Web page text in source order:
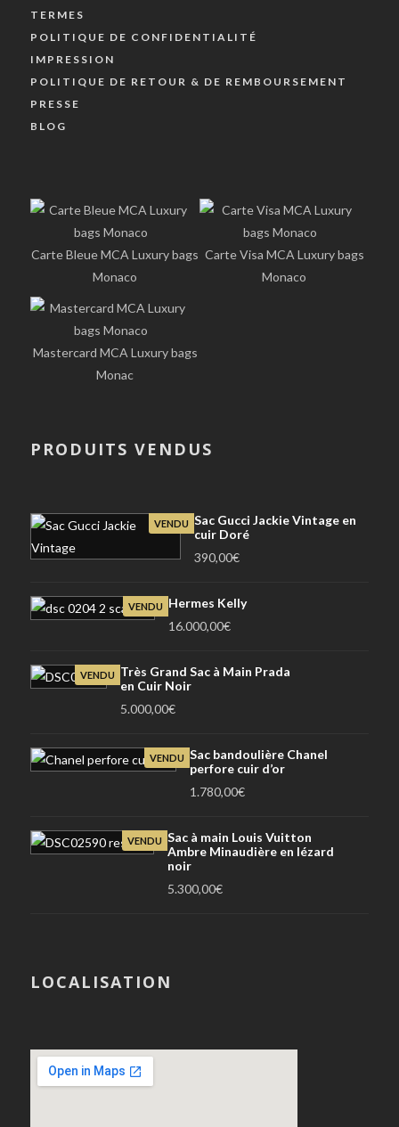
TERMES
POLITIQUE DE CONFIDENTIALITÉ
IMPRESSION
POLITIQUE DE RETOUR & DE REMBOURSEMENT
PRESSE
BLOG
Carte Bleue MCA Luxury bags
Monaco
Carte Visa MCA Luxury bags
Monaco
Mastercard MCA Luxury bags
Monac
PRODUITS VENDUS
VENDU Sac Gucci Jackie Vintage en
cuir Doré
390,00€
VENDU
Hermes Kelly
16.000,00€
VENDU
Très Grand Sac à Main Prada
en Cuir Noir
5.000,00€
VENDU Sac bandoulière Chanel
perfore cuir d’or
1.780,00€
VENDU Sac à main Louis Vuitton
Ambre Minaudière en lézard
noir
5.300,00€
LOCALISATION